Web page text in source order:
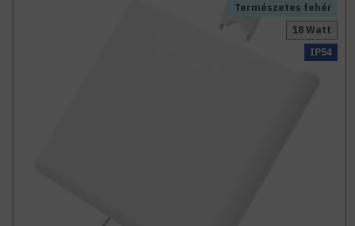
Természetes fehér
18 Watt
IP54